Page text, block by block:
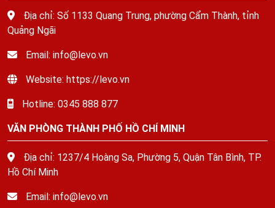
Địa chỉ: Số 1133 Quang Trung, phường Cẩm Thành, tỉnh
Quảng Ngãi
Email: info@levo.vn
Website: https://levo.vn
Hotline: 0345 888 877
VĂN PHÒNG THÀNH PHỐ HỒ CHÍ MINH
Địa chỉ: 1237/4 Hoàng Sa, Phường 5, Quận Tân Bình, TP.
Hồ Chí Minh
Email: info@levo.vn